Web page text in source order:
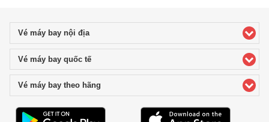
Vé máy bay nội địaclick to expand contents
Vé máy bay quốc tếclick to expand contents
Vé máy bay theo hãng